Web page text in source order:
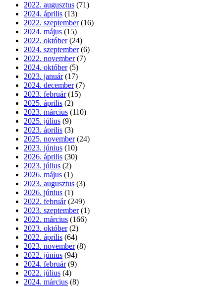
2022. augusztus (71)
2024. április (13)
2022. szeptember (16)
2024. május (15)
2022. október (24)
2024. szeptember (6)
2022. november (7)
2024. október (5)
2023. január (17)
2024. december (7)
2023. február (15)
2025. április (2)
2023. március (110)
2025. július (9)
2023. április (3)
2025. november (24)
2023. június (10)
2026. április (30)
2023. július (2)
2026. május (1)
2023. augusztus (3)
2026. június (1)
2022. február (249)
2023. szeptember (1)
2022. március (166)
2023. október (2)
2022. április (64)
2023. november (8)
2022. június (94)
2024. február (9)
2022. július (4)
2024. március (8)